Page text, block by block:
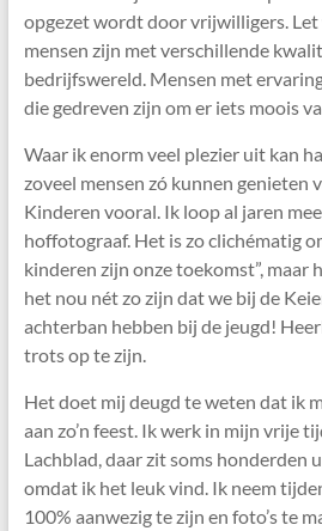
opgezet wordt door vrijwilligers.
mensen zijn met verschillende
bedrijfswereld. Mensen met
die gedreven zijn om er iets moois
Waar ik enorm veel plezier uit kan
zoveel mensen zó kunnen genieten
Kinderen vooral. Ik loop al jaren
hoffotograaf. Het is zo clichématig
kinderen zijn onze toekomst”, maar
het nou nét zo zijn dat we bij de
achterban hebben bij de jeugd!
trots op te zijn.
Het doet mij deugd te weten dat ik
aan zo’n feest. Ik werk in mijn vrije
Lachblad, daar zit soms honderden
omdat ik het leuk vind. Ik neem
100% aanwezig te zijn en foto’s te